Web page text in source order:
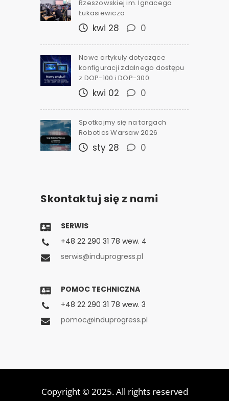
Rzeszowskiej im. Ignacego
Łukasiewicza
kwi 28 0
Nowe artykuły dotyczące
konfiguracji zdalnego dostępu
z DOP-100 i DOP-300
kwi 02 0
Spotkajmy się na targach
Robotics Warsaw 2026
sty 28 0
Skontaktuj się z nami
SERWIS
+48 22 290 31 78 wew. 4
serwis@induprogress.pl
POMOC TECHNICZNA
+48 22 290 31 78 wew. 3
pomoc@induprogress.pl
Copyright © 2025. All rights reserved